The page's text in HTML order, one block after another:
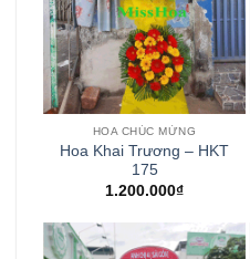
HOA CHÚC MỪNG
Hoa Khai Trương – HKT
175
1.200.000₫